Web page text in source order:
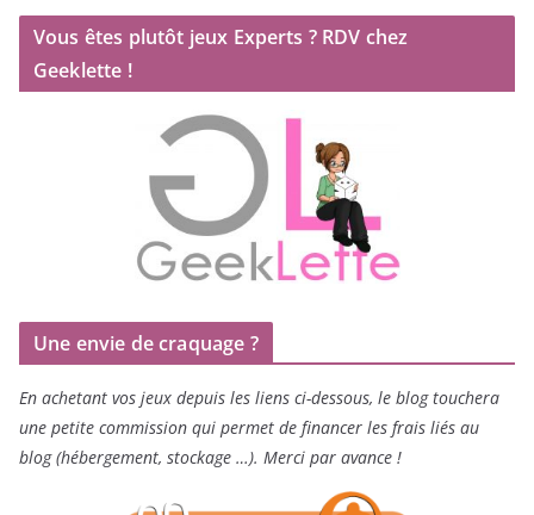
Vous êtes plutôt jeux Experts ? RDV chez
Geeklette !
Une envie de craquage ?
En achetant vos jeux depuis les liens ci-dessous, le blog touchera
une petite commission qui permet de financer les frais liés au
blog (hébergement, stockage …). Merci par avance !